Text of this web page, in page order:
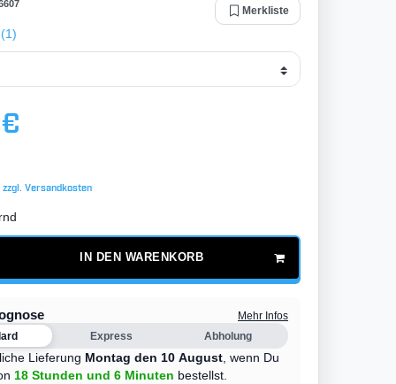
Merkliste
(1)
zzgl. Versandkosten
IN DEN WARENKORB
Mehr Infos
Express Abholung
Lieferung Montag den 10 August wenn Du
18 Stunden und 6 Minuten bestellst.